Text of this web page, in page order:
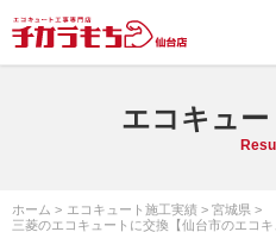
エコキュ
ホーム エコキュート施工実績
宮城県
三菱のエコキュートに交換【仙台市のエコキ